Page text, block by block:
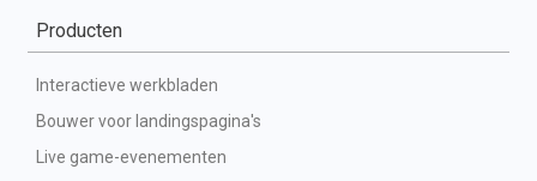
Producten
Interactieve werkbladen
Bouwer voor landingspagina's
Live game-evenementen